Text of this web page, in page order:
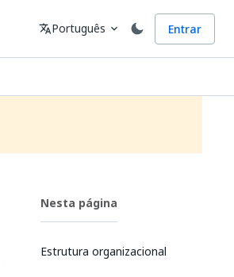
Idioma
translatePortuguês expand_more Entrar
Nesta página
Estrutura organizacional